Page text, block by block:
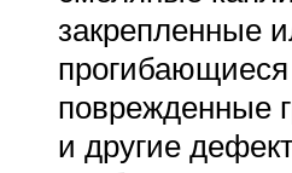
закрепленные
поврежденные
и другие